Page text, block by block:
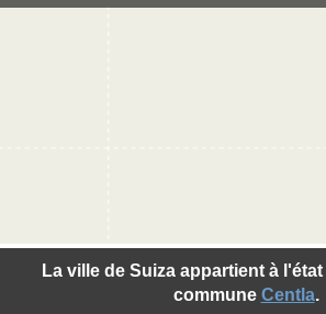
La ville de Suiza appartient à l'état
commune Centla.